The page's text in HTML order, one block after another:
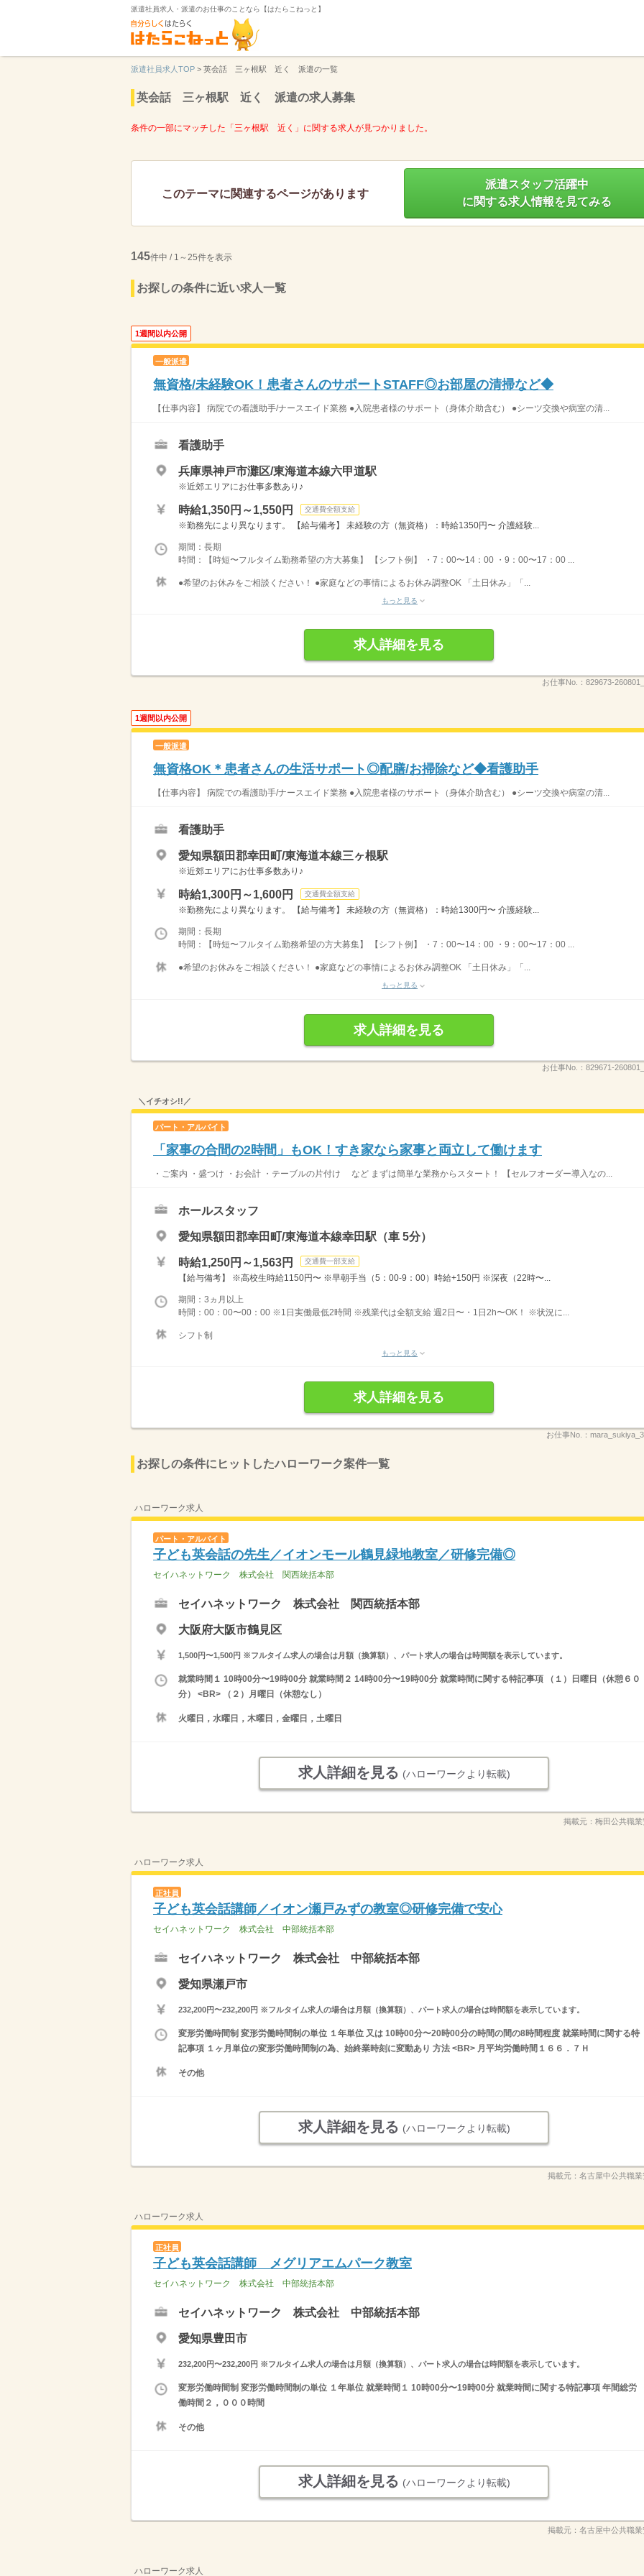
派遣社員求人・派遣のお仕事のことなら【はたらこねっと】
派遣社員求人TOP > 英会話 三ヶ根駅 近く 派遣の一覧
英会話 三ヶ根駅 近く 派遣の求人募集
条件の一部にマッチした「三ヶ根駅 近く」に関する求人が見つかりました。
このテーマに関連するページがあります
派遣スタッフ活躍中
に関する求人情報を見てみる
145件中 / 1～25件を表示
お探しの条件に近い求人一覧
1週間以内公開
一般派遣
無資格/未経験OK！患者さんのサポートSTAFF◎お部屋の清掃など◆
【仕事内容】 病院での看護助手/ナースエイド業務 ●入院患者様のサポート（身体介助含む） ●シーツ交換や病室の清...
看護助手
兵庫県神戸市灘区/東海道本線六甲道駅
※近郊エリアにお仕事多数あり♪
時給1,350円～1,550円 交通費全額支給
※勤務先により異なります。 【給与備考】 未経験の方（無資格）：時給1350円〜 介護経験...
期間：長期
時間：【時短〜フルタイム勤務希望の方大募集】 【シフト例】 ・7：00〜14：00 ・9：00〜17：00 ...
●希望のお休みをご相談ください！ ●家庭などの事情によるお休み調整OK 「土日休み」「...
もっと見る
求人詳細を見る
お仕事No.： 829673-
1週間以内公開
一般派遣
無資格OK＊患者さんの生活サポート◎配膳/お掃除など◆看護助手
【仕事内容】 病院での看護助手/ナースエイド業務 ●入院患者様のサポート（身体介助含む） ●シーツ交換や病室の清...
看護助手
愛知県額田郡幸田町/東海道本線三ヶ根駅
※近郊エリアにお仕事多数あり♪
時給1,300円～1,600円 交通費全額支給
※勤務先により異なります。 【給与備考】 未経験の方（無資格）：時給1300円〜 介護経験...
期間：長期
時間：【時短〜フルタイム勤務希望の方大募集】 【シフト例】 ・7：00〜14：00 ・9：00〜17：00 ...
●希望のお休みをご相談ください！ ●家庭などの事情によるお休み調整OK 「土日休み」「...
もっと見る
求人詳細を見る
お仕事No.： 829671-
＼イチオシ!!／
パート・アルバイト
「家事の合間の2時間」もOK！すき家なら家事と両立して働けます
・ご案内 ・盛つけ ・お会計 ・テーブルの片付け など まずは簡単な業務からスタート！ 【セルフオーダー導入なの...
ホールスタッフ
愛知県額田郡幸田町/東海道本線幸田駅（車 5分）
時給1,250円～1,563円 交通費一部支給
【給与備考】 ※高校生時給1150円〜 ※早朝手当（5：00-9：00）時給+150円 ※深夜（22時〜...
期間：3ヵ月以上
時間：00：00〜00：00 ※1日実働最低2時間 ※残業代は全額支給 週2日〜・1日2h〜OK！ ※状況に...
シフト制
もっと見る
求人詳細を見る
お仕事No.：
お探しの条件にヒットしたハローワーク案件一覧
ハローワーク求人
パート・アルバイト
子ども英会話の先生／イオンモール鶴見緑地教室／研修完備◎
セイハネットワーク 株式会社 関西統括本部
セイハネットワーク 株式会社 関西統括本部
大阪府大阪市鶴見区
1,500円〜1,500円 ※フルタイム求人の場合は月額（換算額）、パート求人の場合は時間額を表示しています。
就業時間１ 10時00分〜19時00分 就業時間２ 14時00分〜19時00分 就業時間に関する特記事項 （１）日曜日（休憩６０
分） <BR> （２）月曜日（休憩なし）
火曜日，水曜日，木曜日，金曜日，土曜日
求人詳細を見る (ハローワークより転載)
掲載元： 梅田公共職
ハローワーク求人
正社員
子ども英会話講師／イオン瀬戸みずの教室◎研修完備で安心
セイハネットワーク 株式会社 中部統括本部
セイハネットワーク 株式会社 中部統括本部
愛知県瀬戸市
232,200円〜232,200円 ※フルタイム求人の場合は月額（換算額）、パート求人の場合は時間額を表示しています。
変形労働時間制 変形労働時間制の単位 １年単位 又は 10時00分〜20時00分の時間の間の8時間程度 就業時間に関する特
記事項 １ヶ月単位の変形労働時間制の為、始終業時刻に変動あり 方法 <BR> 月平均労働時間１６６．７Ｈ
その他
求人詳細を見る (ハローワークより転載)
掲載元： 名古屋中公共職
ハローワーク求人
正社員
子ども英会話講師 メグリアエムパーク教室
セイハネットワーク 株式会社 中部統括本部
セイハネットワーク 株式会社 中部統括本部
愛知県豊田市
232,200円〜232,200円 ※フルタイム求人の場合は月額（換算額）、パート求人の場合は時間額を表示しています。
変形労働時間制 変形労働時間制の単位 １年単位 就業時間１ 10時00分〜19時00分 就業時間に関する特記事項 年間総労
働時間２，０００時間
その他
求人詳細を見る (ハローワークより転載)
掲載元： 名古屋中公共職
ハローワーク求人